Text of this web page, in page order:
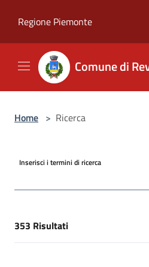
Regione Piemonte
Comune di
Home > Ricerca
Inserisci i termini di ricerca
[results]
353 Risultati